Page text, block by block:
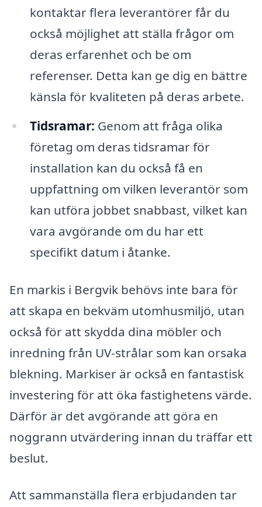
kontaktar flera leverantörer får du
också möjlighet att ställa frågor om
deras erfarenhet och be om
referenser. Detta kan ge dig en bättre
känsla för kvaliteten på deras arbete.
Tidsramar: Genom att fråga olika
företag om deras tidsramar för
installation kan du också få en
uppfattning om vilken leverantör som
kan utföra jobbet snabbast, vilket kan
vara avgörande om du har ett
specifikt datum i åtanke.
En markis i Bergvik behövs inte bara för
att skapa en bekväm utomhusmiljö, utan
också för att skydda dina möbler och
inredning från UV-strålar som kan orsaka
blekning. Markiser är också en fantastisk
investering för att öka fastighetens värde.
Därför är det avgörande att göra en
noggrann utvärdering innan du träffar ett
beslut.
Att sammanställa flera erbjudanden tar